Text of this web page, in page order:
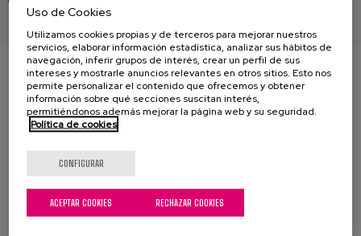
Iniciativas
No hay nada más alentador que ver cómo mejora la vida
de alguien cuando le ayudas. En Matia, hemos abierto
diferentes proyectos de crowdfunding social. Iniciativas
que nos demuestran cómo un poco de ayuda, puede
mejorar la vida de toda una generación. Entra y descubre
lo fácil que un pequeño gesto puede cambiar el mundo.
Uso de Cookies
Utilizamos cookies propias y de terceros para mejorar nuestros
servicios, elaborar información estadística, analizar sus hábitos de
navegación, inferir grupos de interés, crear un perfil de sus
intereses y mostrarle anuncios relevantes en otros sitios. Esto nos
permite personalizar el contenido que ofrecemos y obtener
información sobre qué secciones suscitan interés,
permitiéndonos además mejorar la página web y su seguridad.
Política de cookies
CONFIGURAR
RECHAZAR COOKIES
ACEPTAR COOKIES